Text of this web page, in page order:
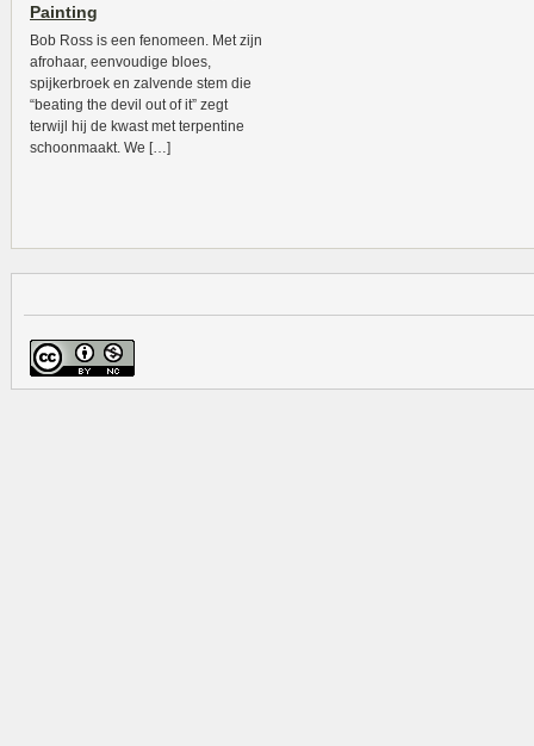
Painting
Bob Ross is een fenomeen. Met zijn
afrohaar, eenvoudige bloes,
spijkerbroek en zalvende stem die
“beating the devil out of it” zegt
terwijl hij de kwast met terpentine
schoonmaakt. We […]